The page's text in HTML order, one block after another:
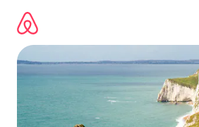
kwenda
kwenye
maudhui